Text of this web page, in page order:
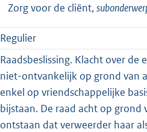
Zorg voor de cliënt,
Regulier
Raadsbeslissing. Klacht over
niet-ontvankelijk op grond van
enkel op vriendschappelijke
bijstaan. De raad acht op
ontstaan dat verweerder haar